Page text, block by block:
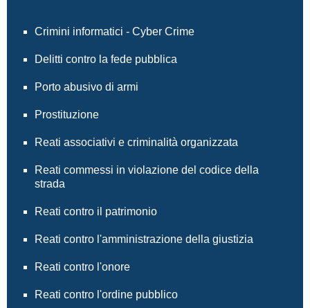
Crimini informatici - Cyber Crime
Delitti contro la fede pubblica
Porto abusivo di armi
Prostituzione
Reati associativi e criminalità organizzata
Reati commessi in violazione del codice della
strada
Reati contro il patrimonio
Reati contro l'amministrazione della giustizia
Reati contro l'onore
Reati contro l'ordine pubblico